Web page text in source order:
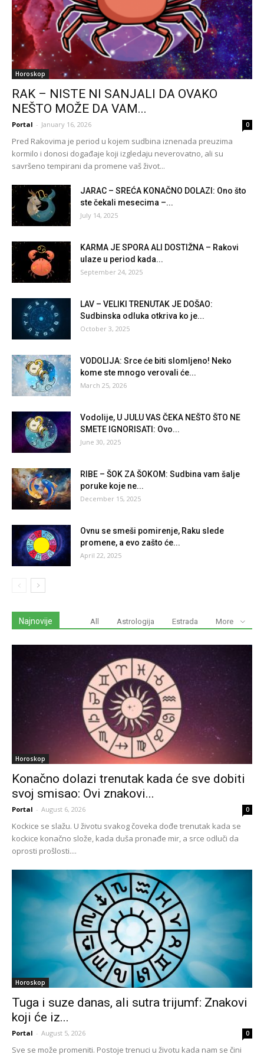
Horoskop
RAK – NISTE NI SANJALI DA OVAKO
NEŠTO MOŽE DA VAM...
Portal - January 16, 2026 0
Pred Rakovima je period u kojem sudbina iznenada preuzima
kormilo i donosi događaje koji izgledaju neverovatno, ali su
savršeno tempirani da promene vaš život...
JARAC – SREĆA KONAČNO DOLAZI: Ono što
ste čekali mesecima –...
July 14, 2025
KARMA JE SPORA ALI DOSTIŽNA – Rakovi
ulaze u period kada...
September 24, 2025
LAV – VELIKI TRENUTAK JE DOŠAO:
Sudbinska odluka otkriva ko je...
October 3, 2025
VODOLIJA: Srce će biti slomljeno! Neko
kome ste mnogo verovali će...
March 25, 2026
Vodolije, U JULU VAS ČEKA NEŠTO ŠTO NE
SMETE IGNORISATI: Ovo...
June 30, 2025
RIBE – ŠOK ZA ŠOKOM: Sudbina vam šalje
poruke koje ne...
December 15, 2025
Ovnu se smeši pomirenje, Raku slede
promene, a evo zašto će...
April 22, 2025
Najnovije All Astrologija Estrada More
Horoskop
Konačno dolazi trenutak kada će sve dobiti
svoj smisao: Ovi znakovi...
Portal - August 6, 2026 0
Kockice se slažu. U životu svakog čoveka dođe trenutak kada se
kockice konačno slože, kada duša pronađe mir, a srce odluči da
oprosti prošlosti....
Horoskop
Tuga i suze danas, ali sutra trijumf: Znakovi
koji će iz...
Portal - August 5, 2026 0
Sve se može promeniti. Postoje trenuci u životu kada nam se čini